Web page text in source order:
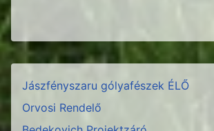
Jászfényszaru gólyafészek ÉLŐ
Orvosi Rendelő